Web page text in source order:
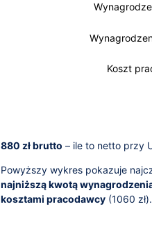
Koszt
880 zł brutto – ile to netto przy
Powyższy wykres pokazuje
najniższą kwotą
kosztami pracodawcy (1060